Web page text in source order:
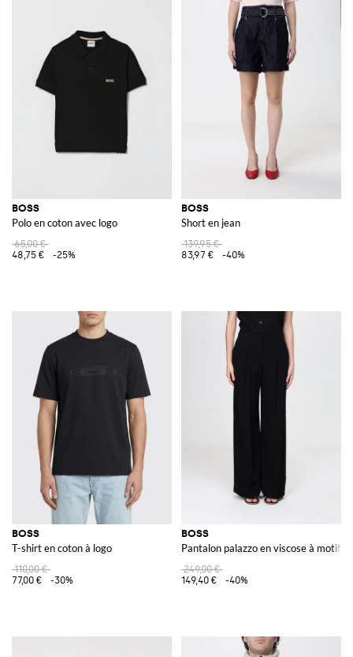
BOSS
Polo en coton avec logo
65,00 €
48,75 €
-25%
BOSS
Short en jean
139,95 €
83,97 €
-40%
BOSS
T-shirt en coton à logo
110,00 €
77,00 €
-30%
BOSS
Pantalon palazzo en viscose à motif
249,00 €
149,40 €
-40%